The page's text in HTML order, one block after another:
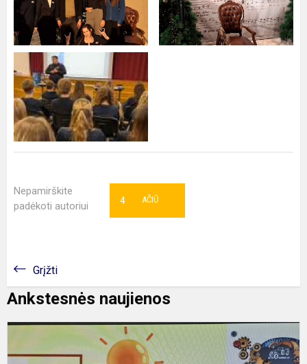
Nepamirškite
padėkoti autoriui
AČIŪ
4
Grįžti
Ankstesnės naujienos